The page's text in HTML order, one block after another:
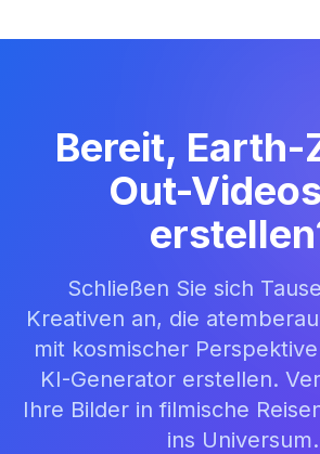
Bereit, Earth-
Out-
Schließen Sie sich
Kreativen an, die
mit kosmischer
KI-Generator erstellen.
Ihre Bilder in filmische
ins Universum.